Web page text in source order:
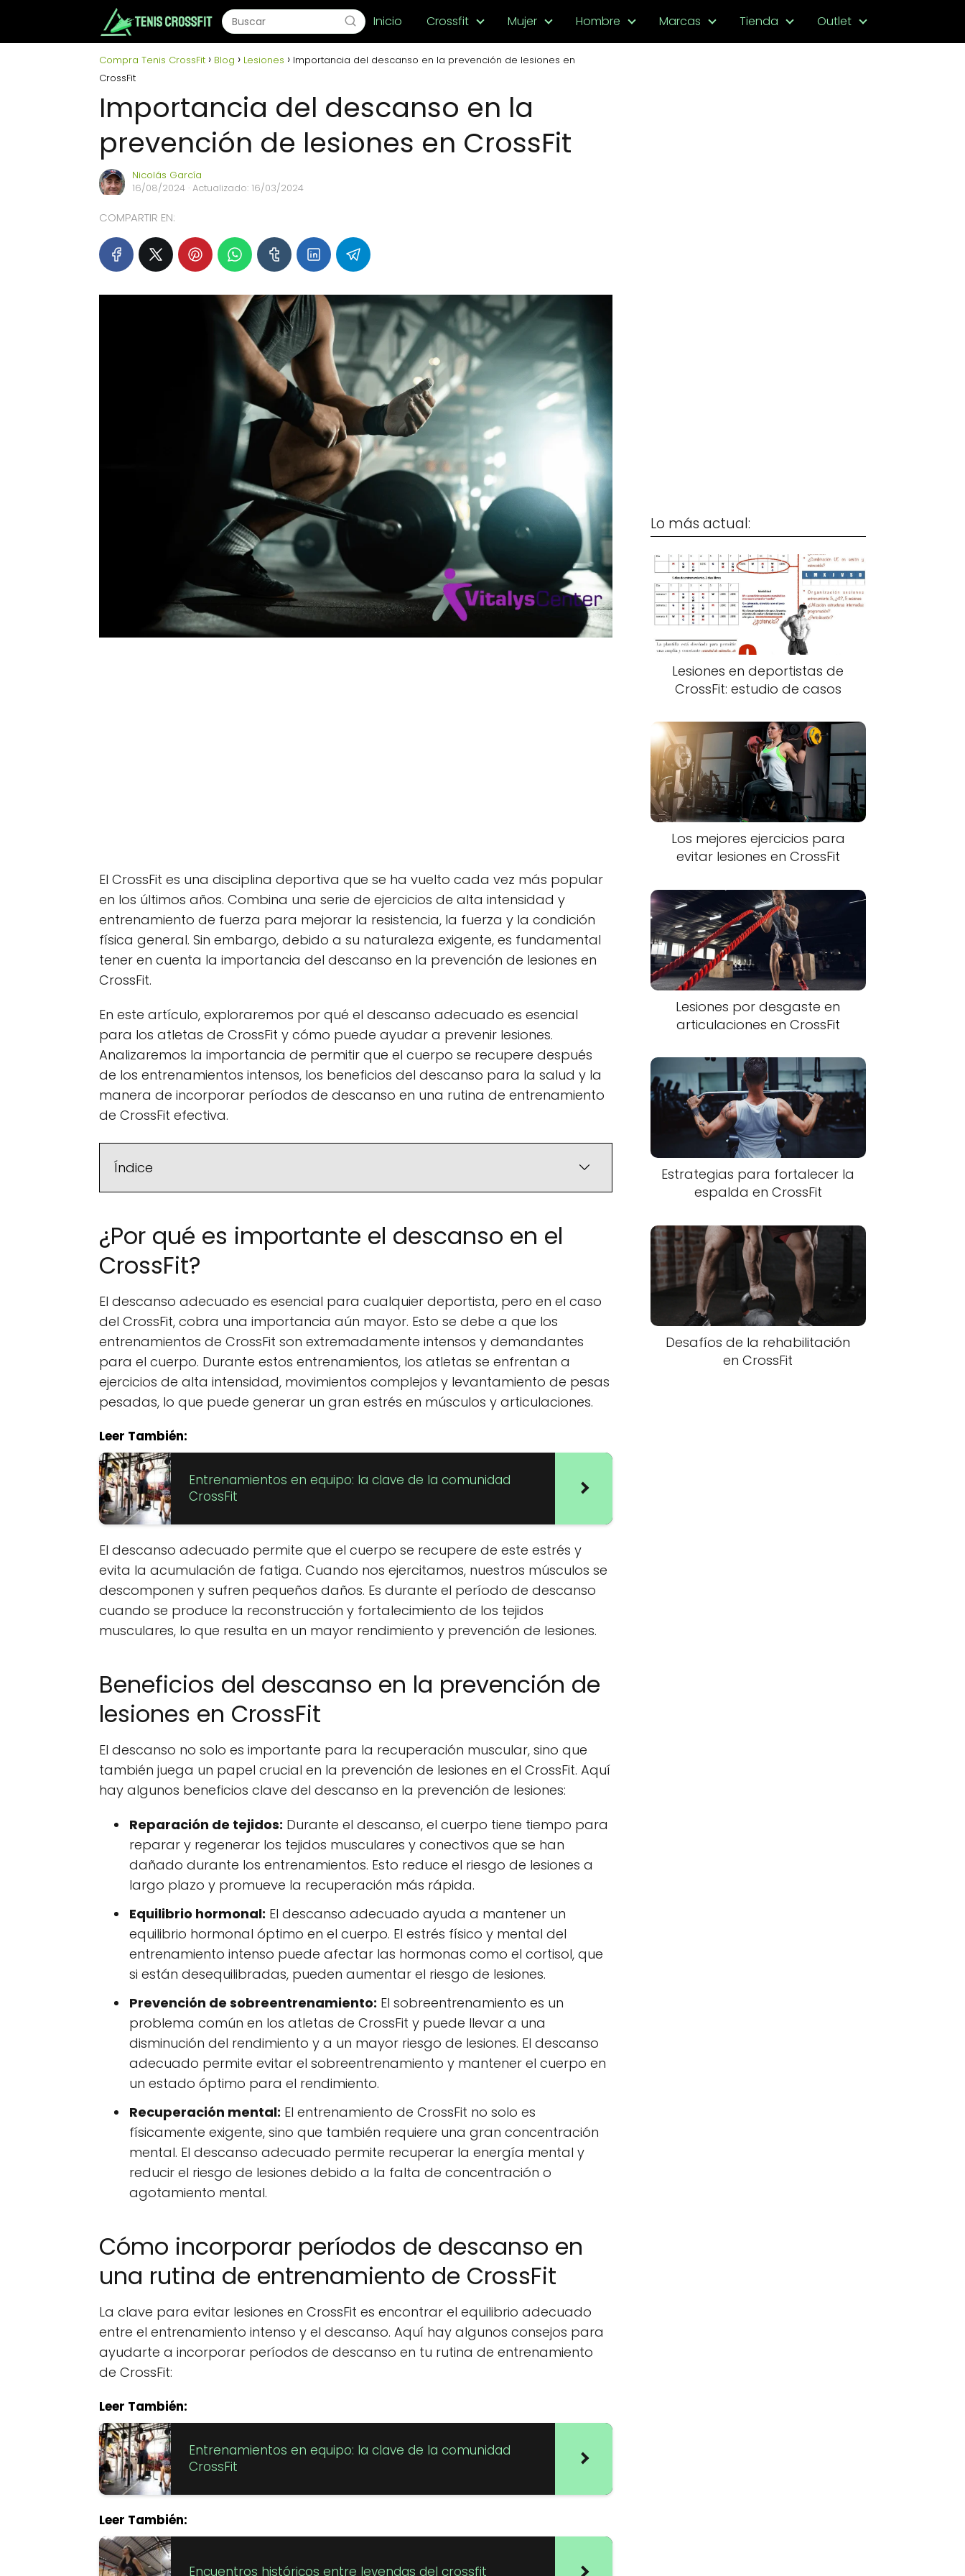
Inicio Crossfit Mujer Hombre Marcas Tienda Outlet
Compra Tenis CrossFit Blog Lesiones
Importancia del descanso en la prevención de lesiones en
CrossFit
Importancia del descanso en la
prevención de lesiones en CrossFit
Nicolás García
16/08/2024 · Actualizado: 16/03/2024
COMPARTIR EN:
El CrossFit es una disciplina deportiva que se ha vuelto cada vez más popular
en los últimos años. Combina una serie de ejercicios de alta intensidad y
entrenamiento de fuerza para mejorar la resistencia, la fuerza y la condición
física general. Sin embargo, debido a su naturaleza exigente, es fundamental
tener en cuenta la importancia del descanso en la prevención de lesiones en
CrossFit.
En este artículo, exploraremos por qué el descanso adecuado es esencial
para los atletas de CrossFit y cómo puede ayudar a prevenir lesiones.
Analizaremos la importancia de permitir que el cuerpo se recupere después
de los entrenamientos intensos, los beneficios del descanso para la salud y la
manera de incorporar períodos de descanso en una rutina de entrenamiento
de CrossFit efectiva.
Índice
¿Por qué es importante el descanso en el
CrossFit?
El descanso adecuado es esencial para cualquier deportista, pero en el caso
del CrossFit, cobra una importancia aún mayor. Esto se debe a que los
entrenamientos de CrossFit son extremadamente intensos y demandantes
para el cuerpo. Durante estos entrenamientos, los atletas se enfrentan a
ejercicios de alta intensidad, movimientos complejos y levantamiento de pesas
pesadas, lo que puede generar un gran estrés en músculos y articulaciones.
Leer También:
Entrenamientos en equipo: la clave de la comunidad
CrossFit
El descanso adecuado permite que el cuerpo se recupere de este estrés y
evita la acumulación de fatiga. Cuando nos ejercitamos, nuestros músculos se
descomponen y sufren pequeños daños. Es durante el período de descanso
cuando se produce la reconstrucción y fortalecimiento de los tejidos
musculares, lo que resulta en un mayor rendimiento y prevención de lesiones.
Beneficios del descanso en la prevención de
lesiones en CrossFit
El descanso no solo es importante para la recuperación muscular, sino que
también juega un papel crucial en la prevención de lesiones en el CrossFit. Aquí
hay algunos beneficios clave del descanso en la prevención de lesiones:
Reparación de tejidos: Durante el descanso, el cuerpo tiene tiempo para
reparar y regenerar los tejidos musculares y conectivos que se han
dañado durante los entrenamientos. Esto reduce el riesgo de lesiones a
largo plazo y promueve la recuperación más rápida.
Equilibrio hormonal: El descanso adecuado ayuda a mantener un
equilibrio hormonal óptimo en el cuerpo. El estrés físico y mental del
entrenamiento intenso puede afectar las hormonas como el cortisol, que
si están desequilibradas, pueden aumentar el riesgo de lesiones.
Prevención de sobreentrenamiento: El sobreentrenamiento es un
problema común en los atletas de CrossFit y puede llevar a una
disminución del rendimiento y a un mayor riesgo de lesiones. El descanso
adecuado permite evitar el sobreentrenamiento y mantener el cuerpo en
un estado óptimo para el rendimiento.
Recuperación mental: El entrenamiento de CrossFit no solo es
físicamente exigente, sino que también requiere una gran concentración
mental. El descanso adecuado permite recuperar la energía mental y
reducir el riesgo de lesiones debido a la falta de concentración o
agotamiento mental.
Cómo incorporar períodos de descanso en
una rutina de entrenamiento de CrossFit
La clave para evitar lesiones en CrossFit es encontrar el equilibrio adecuado
entre el entrenamiento intenso y el descanso. Aquí hay algunos consejos para
ayudarte a incorporar períodos de descanso en tu rutina de entrenamiento
de CrossFit:
Leer También:
Entrenamientos en equipo: la clave de la comunidad
CrossFit
Leer También:
Encuentros históricos entre leyendas del crossfit
Lo más actual:
Lesiones en deportistas de
CrossFit: estudio de casos
Los mejores ejercicios para
evitar lesiones en CrossFit
Lesiones por desgaste en
articulaciones en CrossFit
Estrategias para fortalecer la
espalda en CrossFit
Desafíos de la rehabilitación
en CrossFit